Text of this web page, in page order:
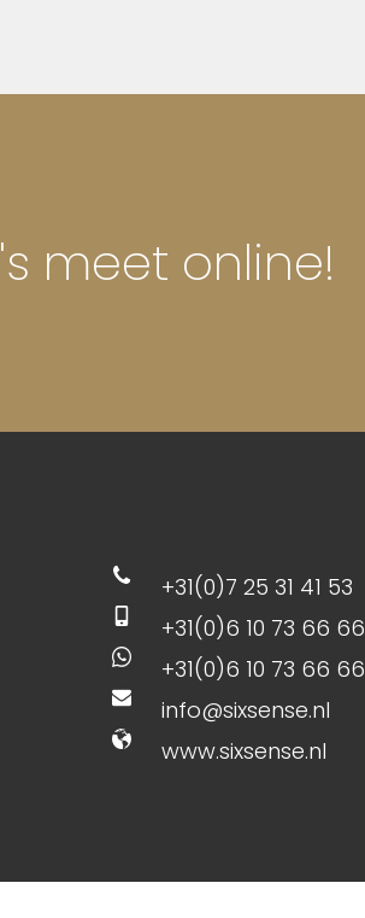
meet online!
+31(0)7 25 31 41 53
+31(0)6 10 73 66 66
+31(0)6 10 73 66 66
info@sixsense.nl
www.sixsense.nl